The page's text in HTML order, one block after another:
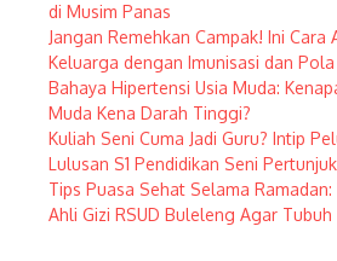
di Musim Panas
Jangan Remehkan Campak! Ini Cara
Keluarga dengan Imunisasi dan
Bahaya Hipertensi Usia Muda:
Muda Kena Darah Tinggi?
Kuliah Seni Cuma Jadi Guru? Intip
Lulusan S1 Pendidikan Seni
Tips Puasa Sehat Selama
Ahli Gizi RSUD Buleleng Agar